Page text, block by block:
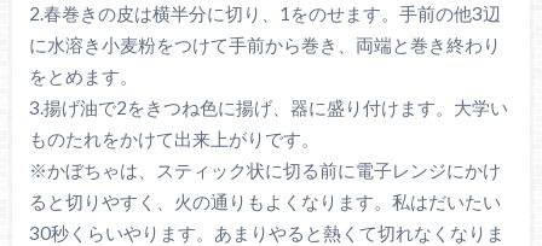
2.春巻きの皮は横半分に切り、1をのせます。手前の他3辺
に水溶き小麦粉をつけて手前から巻き、両端と巻き終わり
をとめます。
3.揚げ油で2をきつね色に揚げ、器に盛り付けます。大学い
ものたれをかけて出来上がりです。
※かぼちゃは、スティック状に切る前に電子レンジにかけ
ると切りやすく、火の通りもよくなります。私はだいたい
30秒くらいやります。あまりやると熱くて切れなくなりま